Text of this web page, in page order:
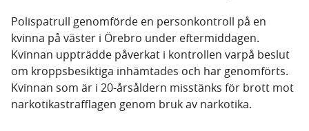
Polispatrull genomförde en personkontroll på en
kvinna på väster i Örebro under eftermiddagen.
Kvinnan uppträdde påverkat i kontrollen varpå beslut
om kroppsbesiktiga inhämtades och har genomförts.
Kvinnan som är i 20-årsåldern misstänks för brott mot
narkotikastrafflagen genom bruk av narkotika.